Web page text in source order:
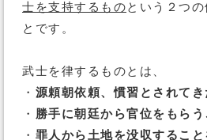
士を支持するものという２つ
とです。
武士を律するものとは、
・ 源頼朝依頼、慣習とされて
・ 勝手に朝廷から官位をもら
・ 罪人から土地を没収すること